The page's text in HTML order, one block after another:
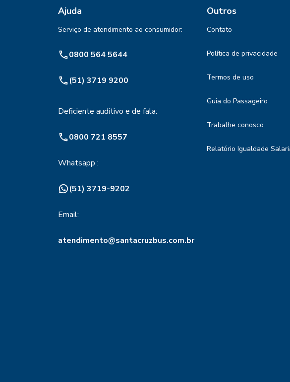
Ajuda
Serviço de atendimento ao consumidor:
0800 564 5644
(51) 3719 9200
Deficiente auditivo e de fala:
0800 721 8557
Whatsapp :
(51) 3719-9202
Email:
atendimento@santacruzbus.com.br
Outros
Contato
Política de privacidade
Termos de uso
Guia do Passageiro
Trabalhe conosco
Relatório Igualdade